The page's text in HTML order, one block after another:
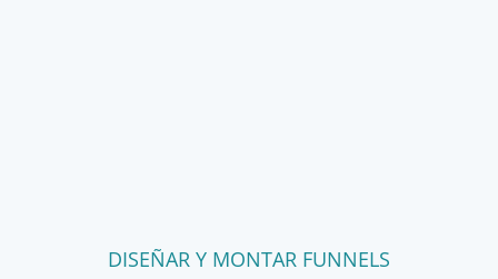
DISEÑAR Y MONTAR FUNNELS